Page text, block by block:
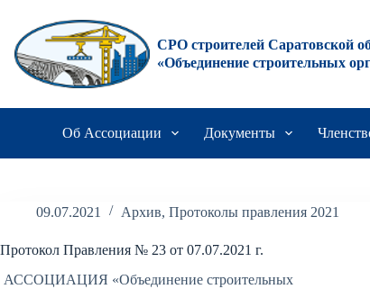
сути
СРО строителей Саратовской
«Объединение строительных
Об Ассоциации Документы
09.07.2021 Архив, Протоколы правления 2021
Протокол Правления № 23 от 07.07.2021 г.
АССОЦИАЦИЯ «Объединение строительных